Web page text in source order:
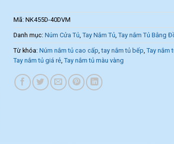
Mã:NK455D-40DVM
Danh mục:Núm Cửa Tủ ,Tay Nắm Tủ ,Tay nắm Tủ Bằng
Từ khóa:Núm nắm tủ cao cấp ,tay nắm tủ bếp ,Tay nắm
Tay nắm tủ giá rẻ ,Tay nắm tủ màu vàng